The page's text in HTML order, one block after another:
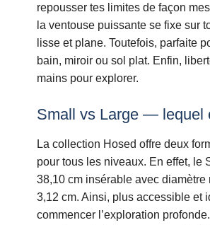
repousser tes limites de façon
la ventouse puissante se fixe sur
lisse et plane. Toutefois, parfaite
bain, miroir ou sol plat. Enfin,
mains pour explorer.
Small vs Large — lequel
La collection Hosed offre deux
pour tous les niveaux. En effet, le
38,10 cm insérable avec diamètre
3,12 cm. Ainsi, plus accessible et
commencer l’exploration